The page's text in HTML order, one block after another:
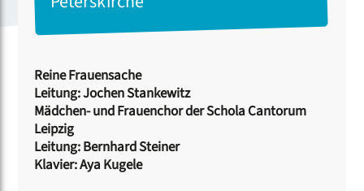
Reine Frauensache
Leitung: Jochen Stankewitz
Mädchen- und Frauenchor der Schola Cantorum
Leipzig
Leitung: Bernhard Steiner
Klavier: Aya Kugele